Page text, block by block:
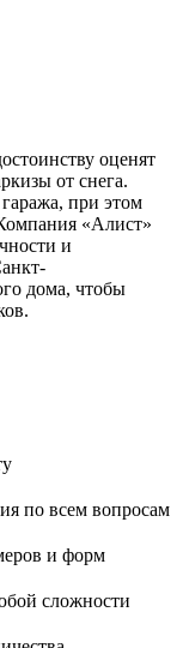
оценят
от снега.
при этом
«Алист»
и
дома, чтобы
по всем вопросам
и форм
сложности